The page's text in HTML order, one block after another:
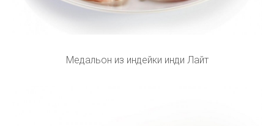
Медальон из индейки инди Лайт